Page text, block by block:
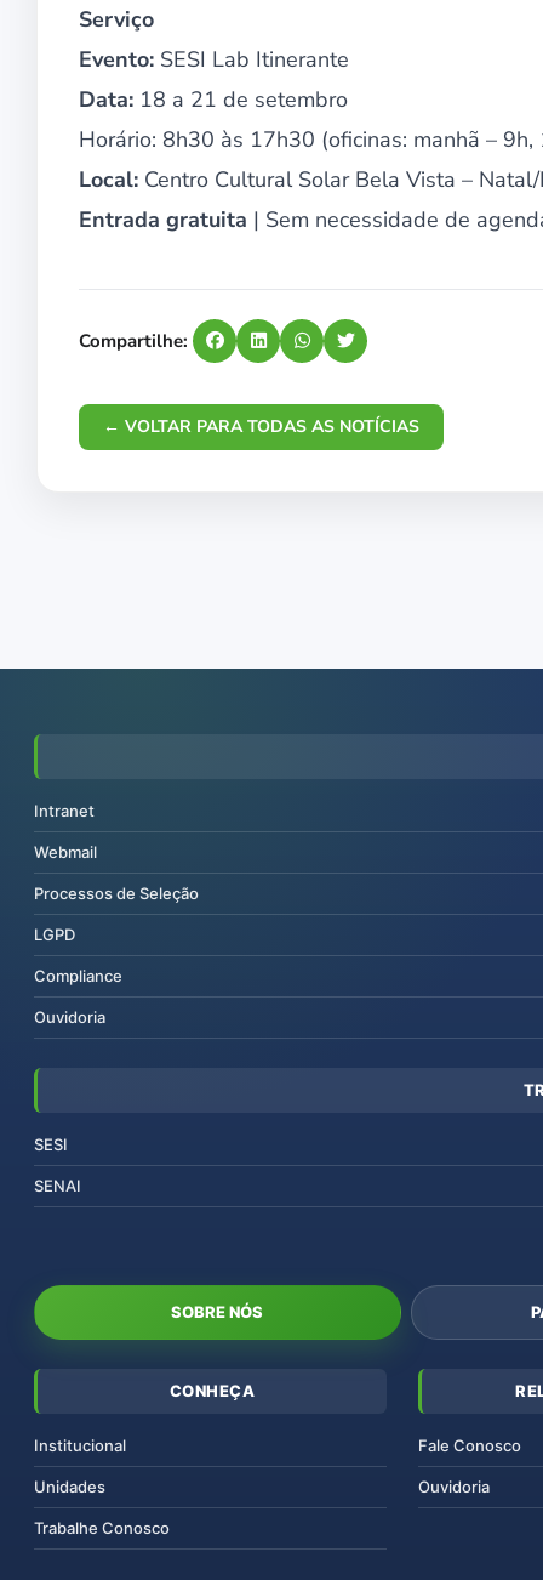
Serviço
Evento: SESI Lab Itinerante
Data: 18 a 21 de setembro
Horário: 8h30 às 17h30 (oficinas: manhã –
Local: Centro Cultural Solar Bela Vista –
Entrada gratuita | Sem necessidade de
Compartilhe:
← VOLTAR PARA TODAS AS NOTÍCIAS
Intranet
Webmail
Processos de Seleção
LGPD
Compliance
Ouvidoria
SESI
SENAI
SOBRE NÓS
CONHEÇA
Institucional
Unidades
Trabalhe Conosco
Fale Conosco
Ouvidoria